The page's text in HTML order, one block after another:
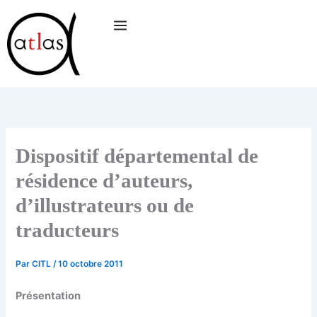
au
contenu
Dispositif départemental de
résidence d’auteurs,
d’illustrateurs ou de
traducteurs
ParCITL/10 octobre 2011
Présentation